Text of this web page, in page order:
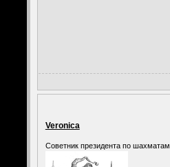
Veronica
Советник президента по шахматам